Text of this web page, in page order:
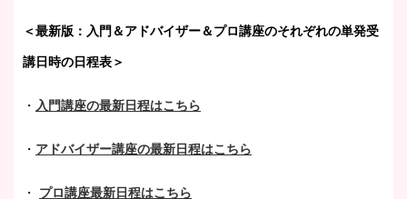
＜最新版：入門＆アドバイザー＆プロ講座のそれぞれの単発受
講日時の日程表＞
・ 入門講座の最新日程はこちら
・ アドバイザー講座の最新日程はこちら
・ プロ講座最新日程はこちら